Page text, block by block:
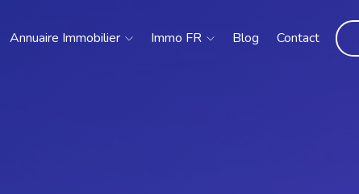
Annuaire Immobilier Immo FR Blog Contact